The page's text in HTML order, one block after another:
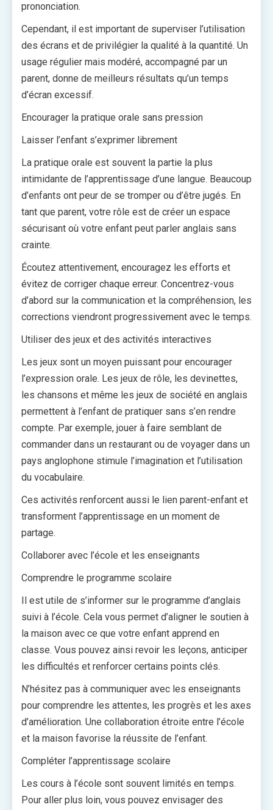
prononciation.
Cependant, il est important de superviser l’utilisation
des écrans et de privilégier la qualité à la quantité. Un
usage régulier mais modéré, accompagné par un
parent, donne de meilleurs résultats qu’un temps
d’écran excessif.
Encourager la pratique orale sans pression
Laisser l’enfant s’exprimer librement
La pratique orale est souvent la partie la plus
intimidante de l’apprentissage d’une langue. Beaucoup
d’enfants ont peur de se tromper ou d’être jugés. En
tant que parent, votre rôle est de créer un espace
sécurisant où votre enfant peut parler anglais sans
crainte.
Écoutez attentivement, encouragez les efforts et
évitez de corriger chaque erreur. Concentrez-vous
d’abord sur la communication et la compréhension, les
corrections viendront progressivement avec le temps.
Utiliser des jeux et des activités interactives
Les jeux sont un moyen puissant pour encourager
l’expression orale. Les jeux de rôle, les devinettes,
les chansons et même les jeux de société en anglais
permettent à l’enfant de pratiquer sans s’en rendre
compte. Par exemple, jouer à faire semblant de
commander dans un restaurant ou de voyager dans un
pays anglophone stimule l’imagination et l’utilisation
du vocabulaire.
Ces activités renforcent aussi le lien parent-enfant et
transforment l’apprentissage en un moment de
partage.
Collaborer avec l’école et les enseignants
Comprendre le programme scolaire
Il est utile de s’informer sur le programme d’anglais
suivi à l’école. Cela vous permet d’aligner le soutien à
la maison avec ce que votre enfant apprend en
classe. Vous pouvez ainsi revoir les leçons, anticiper
les difficultés et renforcer certains points clés.
N’hésitez pas à communiquer avec les enseignants
pour comprendre les attentes, les progrès et les axes
d’amélioration. Une collaboration étroite entre l’école
et la maison favorise la réussite de l’enfant.
Compléter l’apprentissage scolaire
Les cours à l’école sont souvent limités en temps.
Pour aller plus loin, vous pouvez envisager des